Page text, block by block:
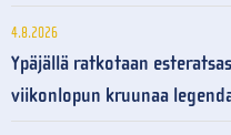
4.8.2026
Ypäjällä ratkotaan
viikonlopun kruunaa